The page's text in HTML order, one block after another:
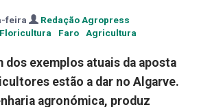
feira
Redação Agropress
Faro Agricultura
dos exemplos atuais da aposta
estão a dar no Algarve.
agronómica, produz